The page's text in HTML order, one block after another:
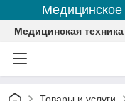
Медицинское
Медицинская